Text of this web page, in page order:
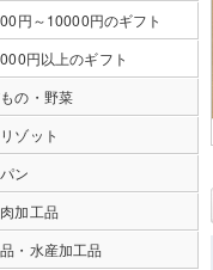
円～10000円のギフト
円以上のギフト
の・野菜
ゾット
ン
加工品
・水産加工品